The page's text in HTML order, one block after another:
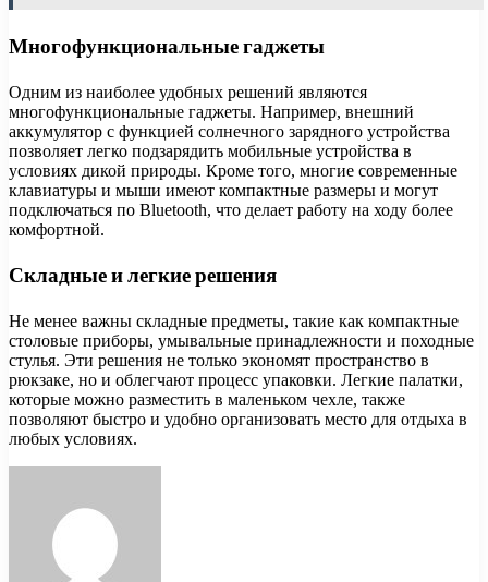
Многофункциональные гаджеты
Одним из наиболее удобных решений являются
многофункциональные гаджеты. Например, внешний
аккумулятор с функцией солнечного зарядного устройства
позволяет легко подзарядить мобильные устройства в
условиях дикой природы. Кроме того, многие современные
клавиатуры и мыши имеют компактные размеры и могут
подключаться по Bluetooth, что делает работу на ходу более
комфортной.
Складные и легкие решения
Не менее важны складные предметы, такие как компактные
столовые приборы, умывальные принадлежности и походные
стулья. Эти решения не только экономят пространство в
рюкзаке, но и облегчают процесс упаковки. Легкие палатки,
которые можно разместить в маленьком чехле, также
позволяют быстро и удобно организовать место для отдыха в
любых условиях.